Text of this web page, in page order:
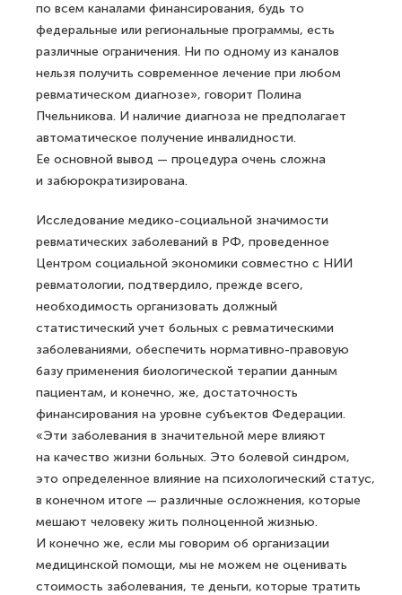
по всем каналами финансирования, будь то
федеральные или региональные программы, есть
различные ограничения. Ни по одному из каналов
нельзя получить современное лечение при любом
ревматическом диагнозе», говорит Полина
Пчельникова. И наличие диагноза не предполагает
автоматическое получение инвалидности.
Ее основной вывод — процедура очень сложна
и забюрократизирована.
Исследование медико-социальной значимости
ревматических заболеваний в РФ, проведенное
Центром социальной экономики совместно с НИИ
ревматологии, подтвердило, прежде всего,
необходимость организовать должный
статистический учет больных с ревматическими
заболеваниями, обеспечить нормативно-правовую
базу применения биологической терапии данным
пациентам, и конечно, же, достаточность
финансирования на уровне субъектов Федерации.
«Эти заболевания в значительной мере влияют
на качество жизни больных. Это болевой синдром,
это определенное влияние на психологический статус,
в конечном итоге — различные осложнения, которые
мешают человеку жить полноценной жизнью.
И конечно же, если мы говорим об организации
медицинской помощи, мы не можем не оценивать
стоимость заболевания, те деньги, которые тратить